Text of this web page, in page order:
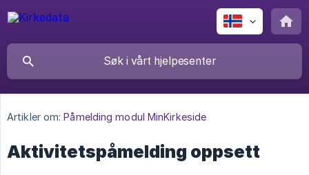
Artikler om: Påmelding modul MinKirkeside
Aktivitetspåmelding oppsett